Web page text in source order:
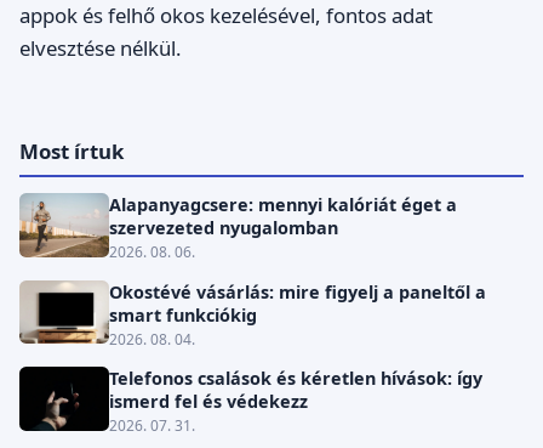
appok és felhő okos kezelésével, fontos adat
elvesztése nélkül.
Most írtuk
Alapanyagcsere: mennyi kalóriát éget a
szervezeted nyugalomban
2026. 08. 06.
Okostévé vásárlás: mire figyelj a paneltől a
smart funkciókig
2026. 08. 04.
Telefonos csalások és kéretlen hívások: így
ismerd fel és védekezz
2026. 07. 31.